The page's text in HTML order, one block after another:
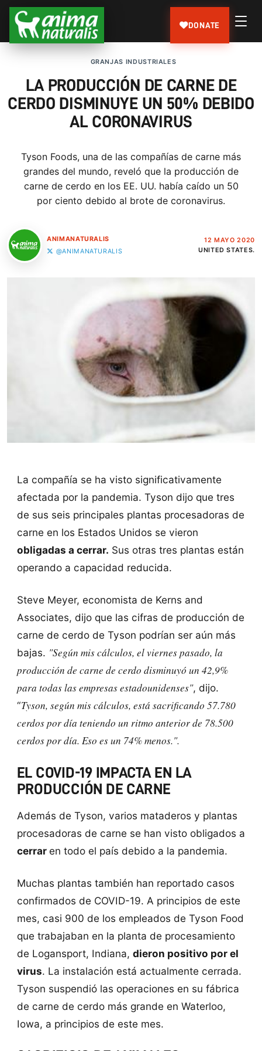
DONATE
GRANJAS INDUSTRIALES
LA PRODUCCIÓN DE CARNE DE
CERDO DISMINUYE UN 50% DEBIDO
AL CORONAVIRUS
Tyson Foods, una de las compañías de carne más
grandes del mundo, reveló que la producción de
carne de cerdo en los EE. UU. había caído un 50
por ciento debido al brote de coronavirus.
ANIMANATURALIS
@ANIMANATURALIS
12 MAYO 2020
UNITED STATES.
La compañía se ha visto significativamente
afectada por la pandemia. Tyson dijo que tres
de sus seis principales plantas procesadoras de
carne en los Estados Unidos se vieron
obligadas a cerrar. Sus otras tres plantas están
operando a capacidad reducida.
Steve Meyer, economista de Kerns and
Associates, dijo que las cifras de producción de
carne de cerdo de Tyson podrían ser aún más
bajas. "Según mis cálculos, el viernes pasado, la
producción de carne de cerdo disminuyó un 42,9%
para todas las empresas estadounidenses", dijo.
“Tyson, según mis cálculos, está sacrificando 57.780
cerdos ​​por día teniendo un ritmo anterior de 78.500
cerdos ​​por día. Eso esun 74% menos.".
EL COVID-19 IMPACTA EN LA
PRODUCCIÓN DE CARNE
Además de Tyson, varios mataderos y plantas
procesadoras de carne se han visto obligados a
cerraren todo el país debido a la pandemia.
Muchas plantas también han reportado casos
confirmados de COVID-19. A principios de este
mes, casi 900 de los empleados de Tyson Food
que trabajaban en la planta de procesamiento
de Logansport, Indiana, dieron positivo por el
virus. La instalación está actualmente cerrada.
Tyson suspendió las operaciones en su fábrica
de carne de cerdo más grande en Waterloo,
Iowa, a principios de este mes.